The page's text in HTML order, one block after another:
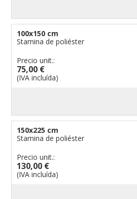
100x150 cm
Stamina de poliéster
Precio unit.:
75,00 €
(IVA incluída)
150x225 cm
Stamina de poliéster
Precio unit.:
130,00 €
(IVA incluída)